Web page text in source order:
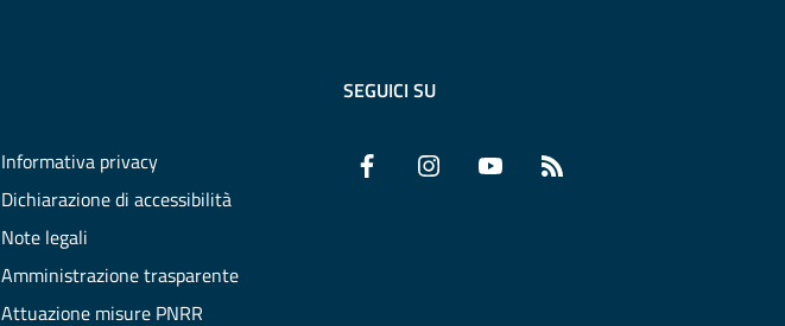
Informativa privacy
Dichiarazione di accessibilità
Note legali
Amministrazione trasparente
Attuazione misure PNRR
SEGUICI SU
Facebook InstagramYouTube